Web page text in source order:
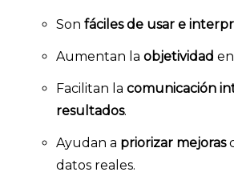
Son fáciles de usar e
Aumentan la objetividad
Facilitan la comunicación
resultados.
Ayudan a priorizar mejoras
datos reales.